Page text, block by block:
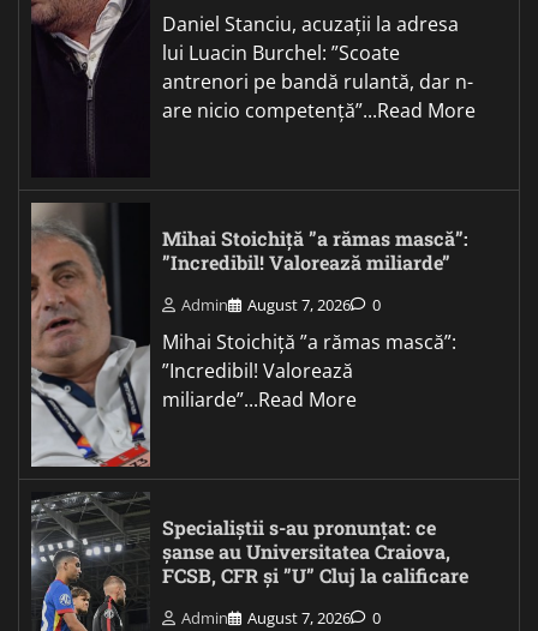
Daniel Stanciu, acuzații la adresa
lui Luacin Burchel: ”Scoate
antrenori pe bandă rulantă, dar n-
are nicio competență”...Read More
Mihai Stoichiță ”a rămas mască”:
”Incredibil! Valorează miliarde”
Admin August 7, 2026 0
Mihai Stoichiță ”a rămas mască”:
”Incredibil! Valorează
miliarde”...Read More
Specialiștii s-au pronunțat: ce
șanse au Universitatea Craiova,
FCSB, CFR și ”U” Cluj la calificare
Admin August 7, 2026 0